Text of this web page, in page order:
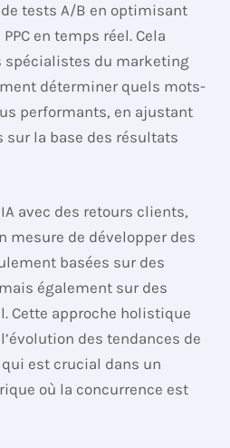
tests A/B en optimisant
en temps réel. Cela
spécialistes du marketing
déterminer quels mots-
performants, en ajustant
sur la base des résultats
avec des retours clients,
mesure de développer des
basées sur des
également sur des
Cette approche holistique
des tendances de
est crucial dans un
où la concurrence est